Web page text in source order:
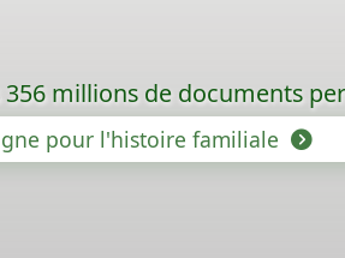
millions de documents
pour l'histoire familiale